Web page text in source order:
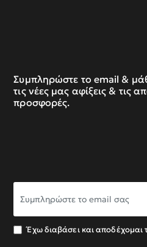
Συμπληρώστε το email &
τις νέες μας αφίξεις & τις
προσφορές.
το
σας
Έχω διαβάσει και αποδέχομαι